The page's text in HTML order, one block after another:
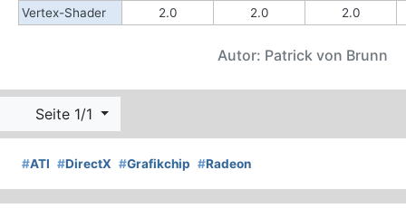
Vertex-Shader
2.0 2.0 2.0
Autor: Patrick von Brunn
Seite 1/1
#ATI #DirectX #Grafikchip #Radeon